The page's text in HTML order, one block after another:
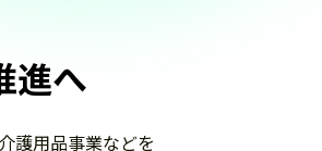
進へ
護用品事業などを